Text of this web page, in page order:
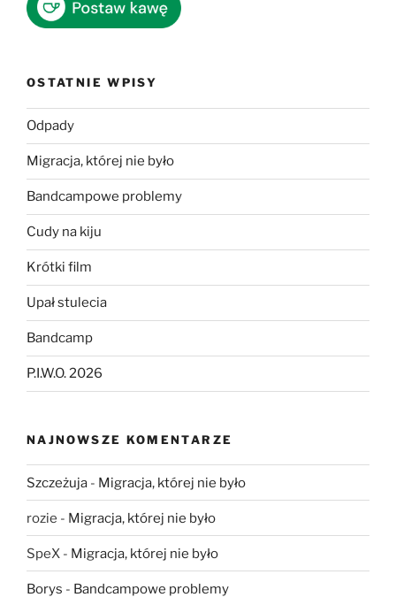
OSTATNIE WPISY
Odpady
Migracja, której nie było
Bandcampowe problemy
Cudy na kiju
Krótki film
Upał stulecia
Bandcamp
P.I.W.O. 2026
NAJNOWSZE KOMENTARZE
Szczeżuja - Migracja, której nie było
rozie - Migracja, której nie było
SpeX - Migracja, której nie było
Borys - Bandcampowe problemy